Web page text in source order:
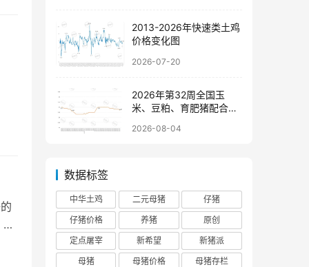
2013-2026年快速类土鸡
价格变化图
2026-07-20
2026年第32周全国玉
米、豆粕、育肥猪配合饲
2026-08-04
数据标签
中华土鸡 二元母猪
仔猪
仔猪价格
养猪
原创
定点屠宰
新希望
新猪派
母猪
母猪价格
母猪存栏